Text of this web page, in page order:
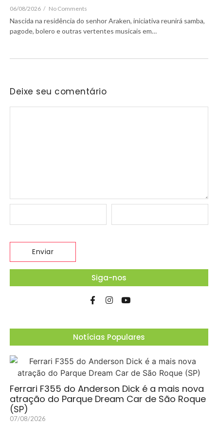
06/08/2026 / No Comments
Nascida na residência do senhor Araken, iniciativa reunirá samba,
pagode, bolero e outras vertentes musicais em…
Deixe seu comentário
Siga-nos
Notícias Populares
Ferrari F355 do Anderson Dick é a mais nova
atração do Parque Dream Car de São Roque
(SP)
07/08/2026